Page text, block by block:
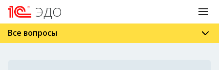
ЭДО
Все вопросы